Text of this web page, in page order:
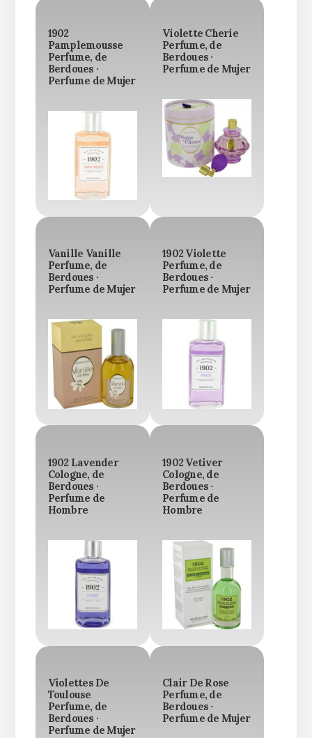
1902
Pamplemousse
Perfume, de
Berdoues ·
Perfume de Mujer
Violette Cherie
Perfume, de
Berdoues ·
Perfume de Mujer
Vanille Vanille
Perfume, de
Berdoues ·
Perfume de Mujer
1902 Violette
Perfume, de
Berdoues ·
Perfume de Mujer
1902 Lavender
Cologne, de
Berdoues ·
Perfume de
Hombre
1902 Vetiver
Cologne, de
Berdoues ·
Perfume de
Hombre
Violettes De
Toulouse
Perfume, de
Berdoues ·
Perfume de Mujer
Clair De Rose
Perfume, de
Berdoues ·
Perfume de Mujer